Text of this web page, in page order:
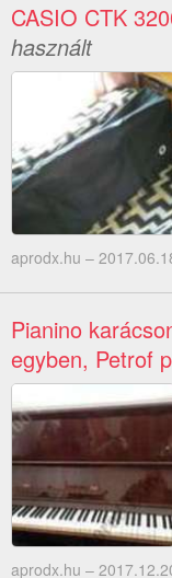
CASIO CTK
használt
aprodx.hu –
Pianino
egyben, Petrof
aprodx.hu –